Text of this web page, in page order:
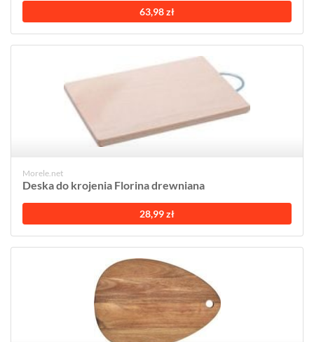
63,98 zł
Morele.net
Deska do krojenia Florina drewniana
28,99 zł